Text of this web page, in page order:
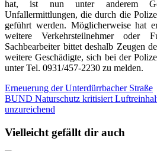
hat, ist nun unter anderem
Unfallermittlungen, die durch die
geführt werden. Möglicherweise hat
weitere Verkehrsteilnehmer oder
Sachbearbeiter bittet deshalb Zeugen
weitere Geschädigte, sich bei der
unter Tel. 0931/457-2230 zu melden.
Beitragsnavigation
Erneuerung der Unterdürrbacher Straße
BUND Naturschutz kritisiert
unzureichend
Vielleicht gefällt dir auch